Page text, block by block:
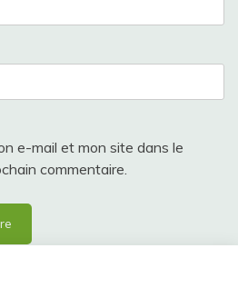
e-mail et mon site dans le
commentaire.